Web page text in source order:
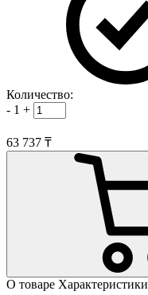
Количество:
- 1 +
63 737 ₸
О товаре Характеристики